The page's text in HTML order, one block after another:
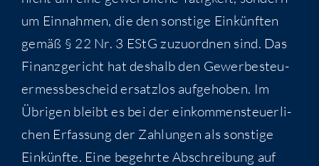
um Ein­nah­men, die den sons­ti­ge Ein­künf­ten
gemäß § 22 Nr. 3 EStG zuzu­ord­nen sind. Das
Finanz­ge­richt hat des­halb den Gewer­be­steu­
er­mess­be­scheid ersatz­los auf­ge­ho­ben. Im
Übri­gen bleibt es bei der ein­kom­men­steu­er­li­
chen Erfas­sung der Zah­lun­gen als sons­ti­ge
Ein­künf­te. Eine begehr­te Abschrei­bung auf